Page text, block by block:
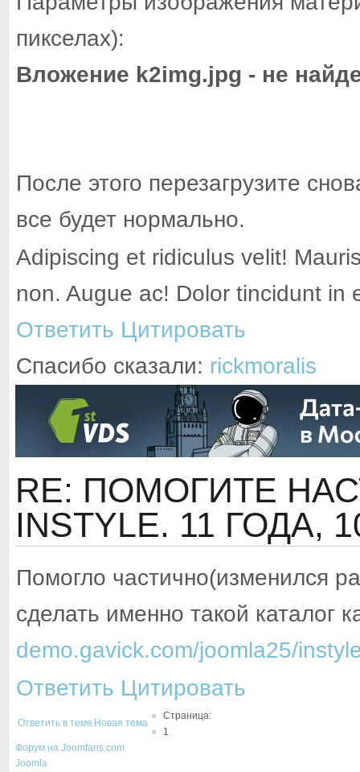
пикселах):
Вложение k2img.jpg - не
После этого перезагрузите
все будет нормально.
Adipiscing et ridiculus velit!
non. Augue ac! Dolor tincidunt in
Ответить Цитировать
Спасибо сказали: rickmoralis
RE: ПОМОГИТЕ
INSTYLE. 11 ГОДА,
Помогло частично(изменился
сделать именно такой каталог
demo.gavick.com/joomla25/
Ответить Цитировать
Ответить в теме Новая тема
Страница:
1
Форум на Joomfans.com
Joomla